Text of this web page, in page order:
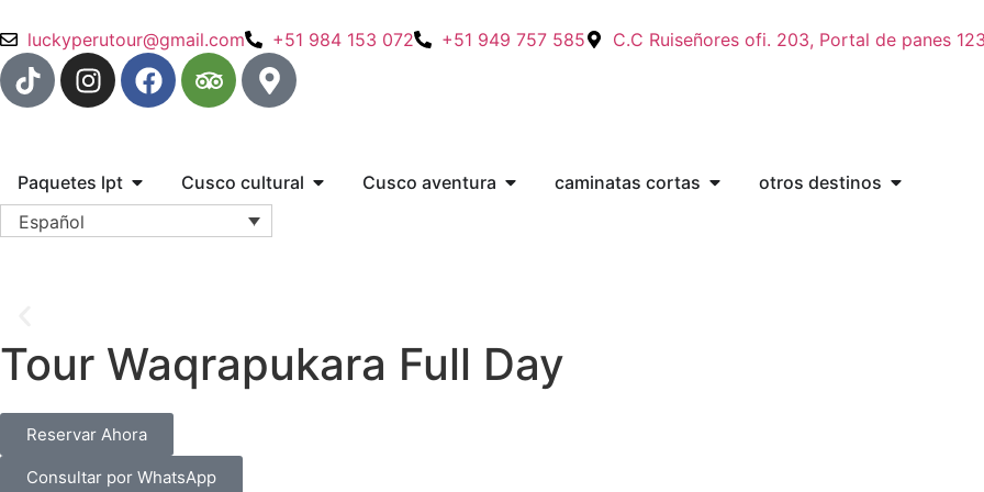
luckyperutour@gmail.com +51 984 153 072 +51 949 757 585 C.C Ruiseñores ofi. 203, Portal de panes
Paquetes lpt Cusco cultural Cusco aventura caminatas cortas
otros destinos
Español
Tour Waqrapukara Full Day
Reservar Ahora
Consultar por WhatsApp